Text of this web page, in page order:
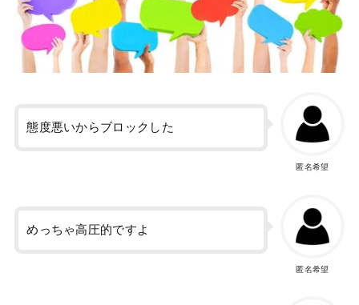
匿名希望
態度悪いからブロックした
匿名希望
めっちゃ高圧的ですよ